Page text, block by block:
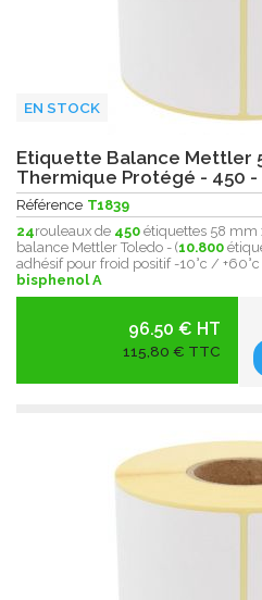
EN STOCK
Etiquette Balance Mettler
Thermique Protégé - 450 -
Référence T1839
24rouleaux de 450 étiquettes 58
balance Mettler Toledo - (10.800
adhésif pour froid positif -10°c /
bisphenol A
96.50 € HT
115,80 € TTC